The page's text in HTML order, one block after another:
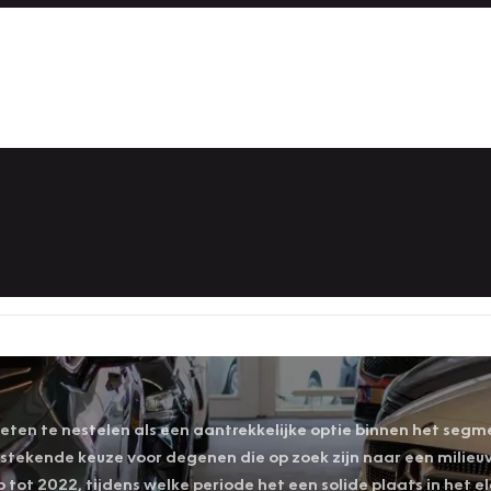
te nestelen als een aantrekkelijke optie binnen het
keuze voor degenen die op zoek zijn naar een
2022, tijdens welke periode het een solide plaats in het